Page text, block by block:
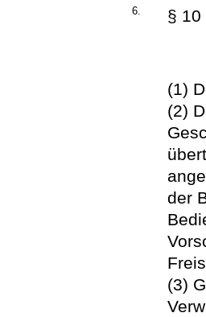
6. § 10
(1)
(2)
der
(3)